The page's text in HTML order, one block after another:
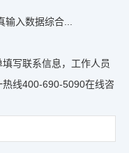
输入数据综合...
写联系信息，工作人员
线400-690-5090在线咨